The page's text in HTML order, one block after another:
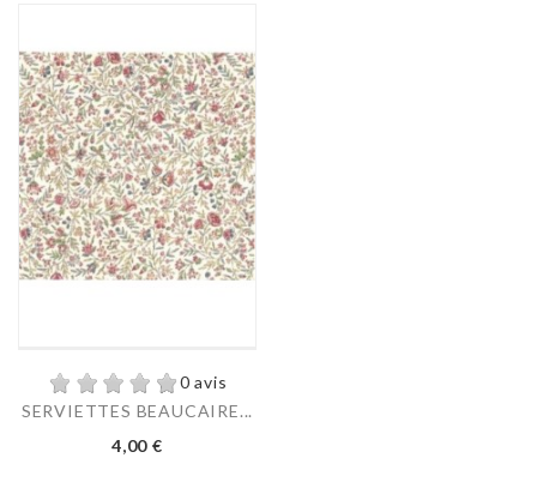
0 avis
SERVIETTES BEAUCAIRE...
Prix
4,00 €